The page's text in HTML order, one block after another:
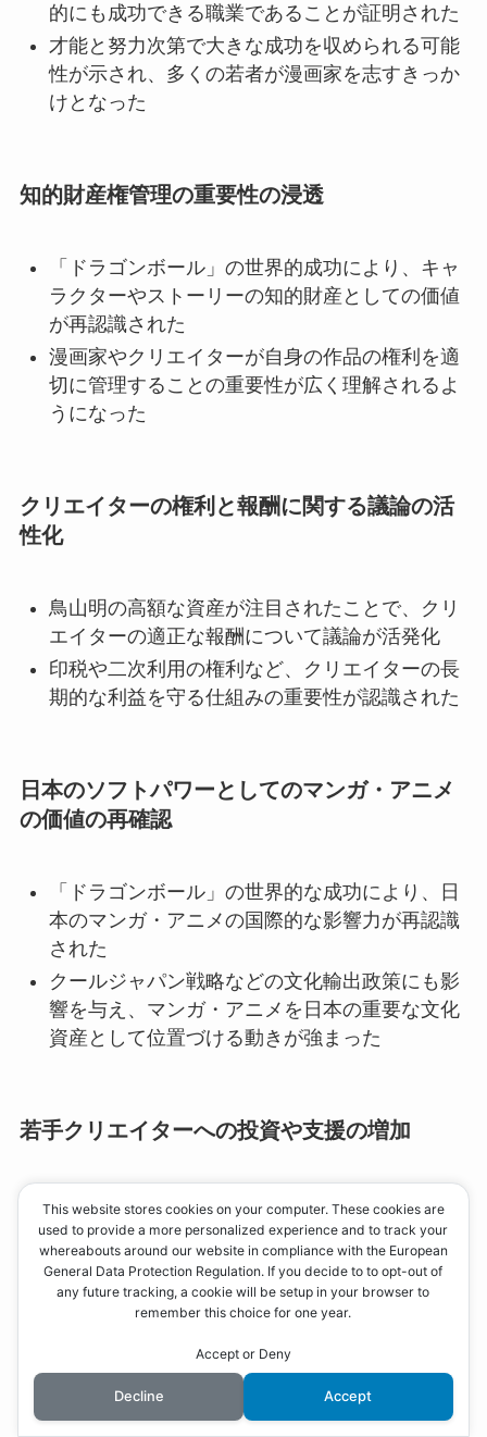
的にも成功できる職業であることが証明された
才能と努力次第で大きな成功を収められる可能
性が示され、多くの若者が漫画家を志すきっか
けとなった
知的財産権管理の重要性の浸透
「ドラゴンボール」の世界的成功により、キャ
ラクターやストーリーの知的財産としての価値
が再認識された
漫画家やクリエイターが自身の作品の権利を適
切に管理することの重要性が広く理解されるよ
うになった
クリエイターの権利と報酬に関する議論の活
性化
鳥山明の高額な資産が注目されたことで、クリ
エイターの適正な報酬について議論が活発化
印税や二次利用の権利など、クリエイターの長
期的な利益を守る仕組みの重要性が認識された
日本のソフトパワーとしてのマンガ・アニメ
の価値の再確認
「ドラゴンボール」の世界的な成功により、日
本のマンガ・アニメの国際的な影響力が再認識
された
クールジャパン戦略などの文化輸出政策にも影
響を与え、マンガ・アニメを日本の重要な文化
資産として位置づける動きが強まった
若手クリエイターへの投資や支援の増加
鳥山明の成功を受けて、出版社や企業が新人発
掘や若手育成に積極的に投資するようになった
クリエイターの才能を育成し、長期的な視点で
支援する体制が整備されつつある
これらの要因により、鳥山明の成功は単に個人の
偉業にとどまらず、漫画業界全体の発展と変革を
This website stores cookies on your computer. These cookies are
used to provide a more personalized experience and to track your
whereabouts around our website in compliance with the European
General Data Protection Regulation. If you decide to to opt-out of
any future tracking, a cookie will be setup in your browser to
remember this choice for one year.
Accept or Deny
Decline Accept